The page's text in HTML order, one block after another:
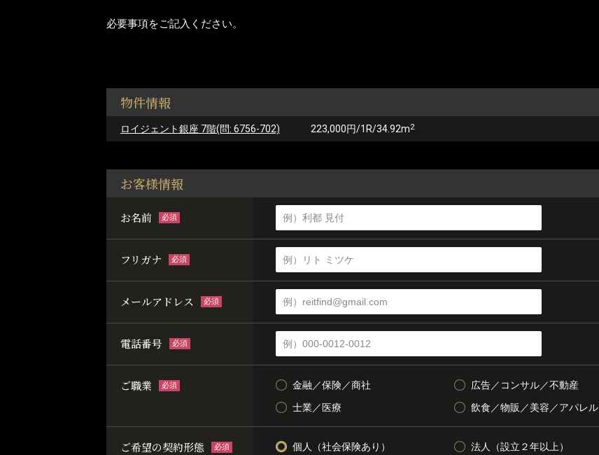
必要事項をご記入ください。
物件情報
ロイジェント銀座 7階(問: 6756-702) 223,000円/1R/34.92m2
お客様情報
お名前 必須
フリガナ 必須
メールアドレス 必須
電話番号 必須
ご職業 必須 金融／保険／商社 広告／コンサル／不動産
士業／医療
飲食／物販／美容／アパレル
ご希望の契約形態 必須 個人（社会保険あり） 法人（設立２年以上）